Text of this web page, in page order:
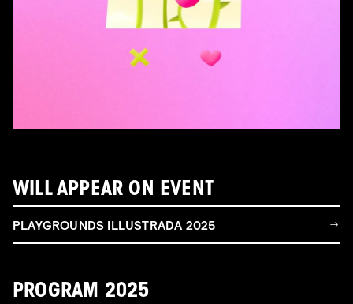
WILL APPEAR ON EVENT
PLAYGROUNDS ILLUSTRADA 2025
PROGRAM 2025